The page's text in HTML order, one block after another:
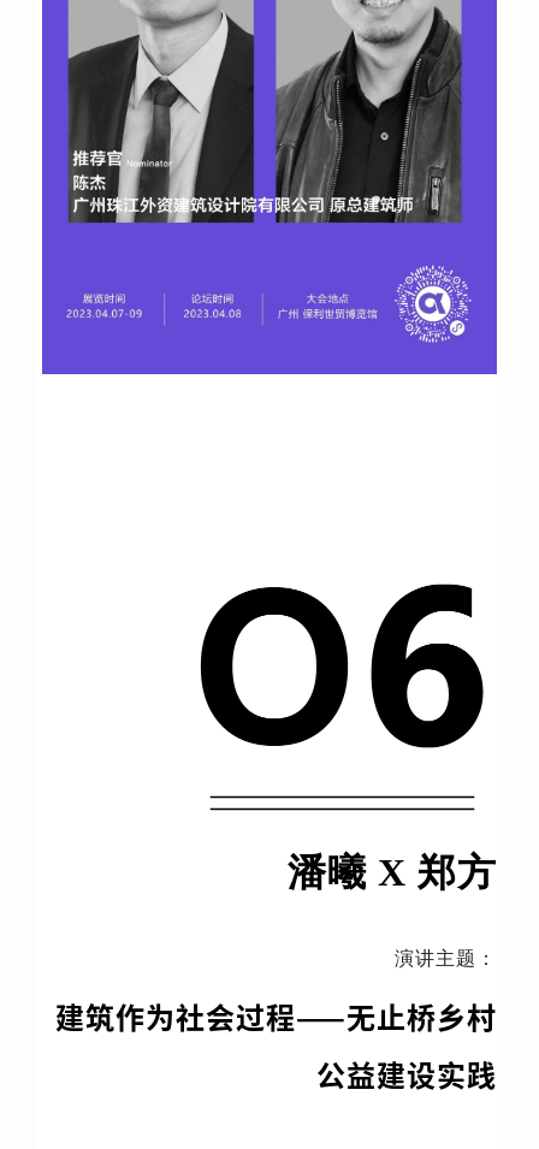
潘曦 X 郑方
演讲主题：
建筑作为社会过程——无止桥乡村
公益建设实践